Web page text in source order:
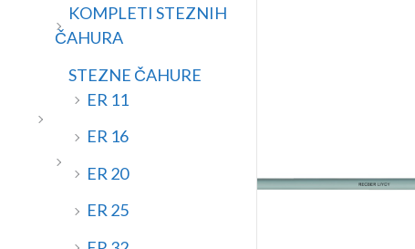
KOMPLETI STEZNIH
ČAHURA
STEZNE ČAHURE
ER 11
ER 16
ER 20
ER 25